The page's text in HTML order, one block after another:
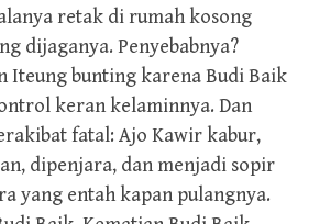
retak di rumah kosong
dijaganya. Penyebabnya?
Iteung bunting karena Budi Baik
keran kelaminnya. Dan
fatal: Ajo Kawir kabur,
dipenjara, dan menjadi sopir
yang entah kapan pulangnya.